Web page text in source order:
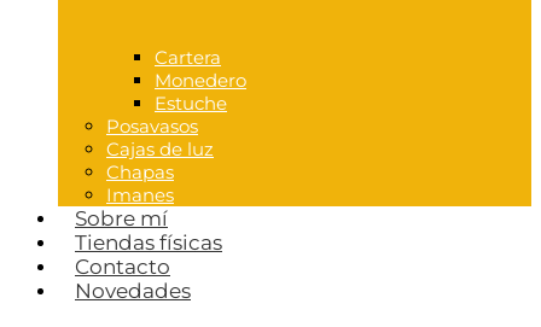
Cartera
Monedero
Estuche
Posavasos
Cajas de luz
Chapas
Imanes
Sobre mí
Tiendas físicas
Contacto
Novedades